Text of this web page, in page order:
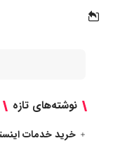
نوشته‌های تازه
خرید خدمات